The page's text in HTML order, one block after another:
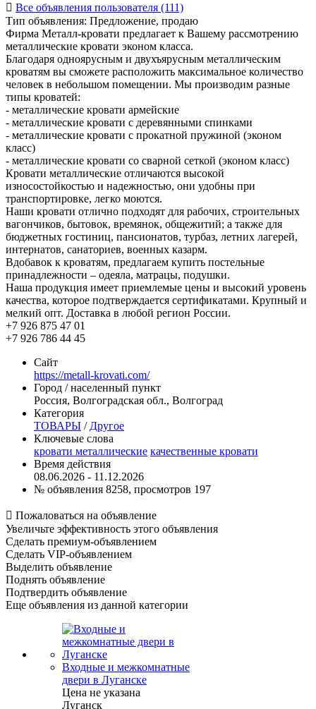
 Все объявления пользователя (111)
Тип объявления: Предложение, продаю
Фирма Металл-кровати предлагает к Вашему рассмотрению
металлические кровати эконом класса.
Благодаря одноярусным и двухъярусным металлическим
кроватям вы сможете расположить максимальное количество
человек в небольшом помещении. Мы производим разные
типы кроватей:
- металлические кровати армейские
- металлические кровати с деревянными спинками
- металлические кровати с прокатной пружиной (эконом
класс)
- металлические кровати со сварной сеткой (эконом класс)
Кровати металлические отличаются высокой
износостойкостью и надежностью, они удобны при
транспортировке, легко моются.
Наши кровати отлично подходят для рабочих, строительных
вагончиков, бытовок, времянок, общежитий; а также для
бюджетных гостиниц, пансионатов, турбаз, летних лагерей,
интернатов, санаториев, военных казарм.
Вдобавок к кроватям, предлагаем купить постельные
принадлежности – одеяла, матрацы, подушки.
Наша продукция имеет приемлемые цены и высокий уровень
качества, которое подтверждается сертификатами. Крупный и
мелкий опт. Доставка в любой регион России.
+7 926 875 47 01
+7 926 786 44 45
Сайт
https://metall-krovati.com/
Город / населенный пункт
Россия, Волгоградская обл., Волгоград
Категория
ТОВАРЫ / Другое
Ключевые слова
кровати металлические качественные кровати
Время действия
08.06.2026 - 11.12.2026
№ объявления 8258, просмотров 197
 Пожаловаться на объявление
Увеличьте эффективность этого объявления
Сделать премиум-объявлением
Сделать VIP-объявлением
Выделить объявление
Поднять объявление
Подтвердить объявление
Еще объявления из данной категории
Входные и межкомнатные
двери в Луганске
Цена не указана
Луганск